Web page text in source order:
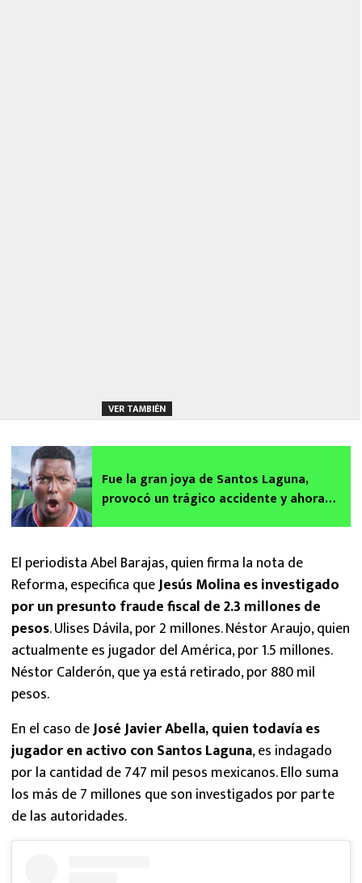
VER TAMBIÉN
Fue la gran joya de Santos Laguna,
provocó un trágico accidente y ahora
El periodista Abel Barajas, quien firma la nota de
Reforma, especifica queJesús Molina es investigado
por un presunto fraude fiscal de 2.3 millones de
pesos. Ulises Dávila, por 2 millones. Néstor Araujo, quien
actualmente es jugador del América, por 1.5 millones.
Néstor Calderón, que ya está retirado, por 880 mil
pesos.
En el caso deJosé Javier Abella, quien todavía es
jugador en activo con Santos Laguna, es indagado
por la cantidad de 747 mil pesos mexicanos. Ello suma
los más de 7 millones que son investigados por parte
de las autoridades.